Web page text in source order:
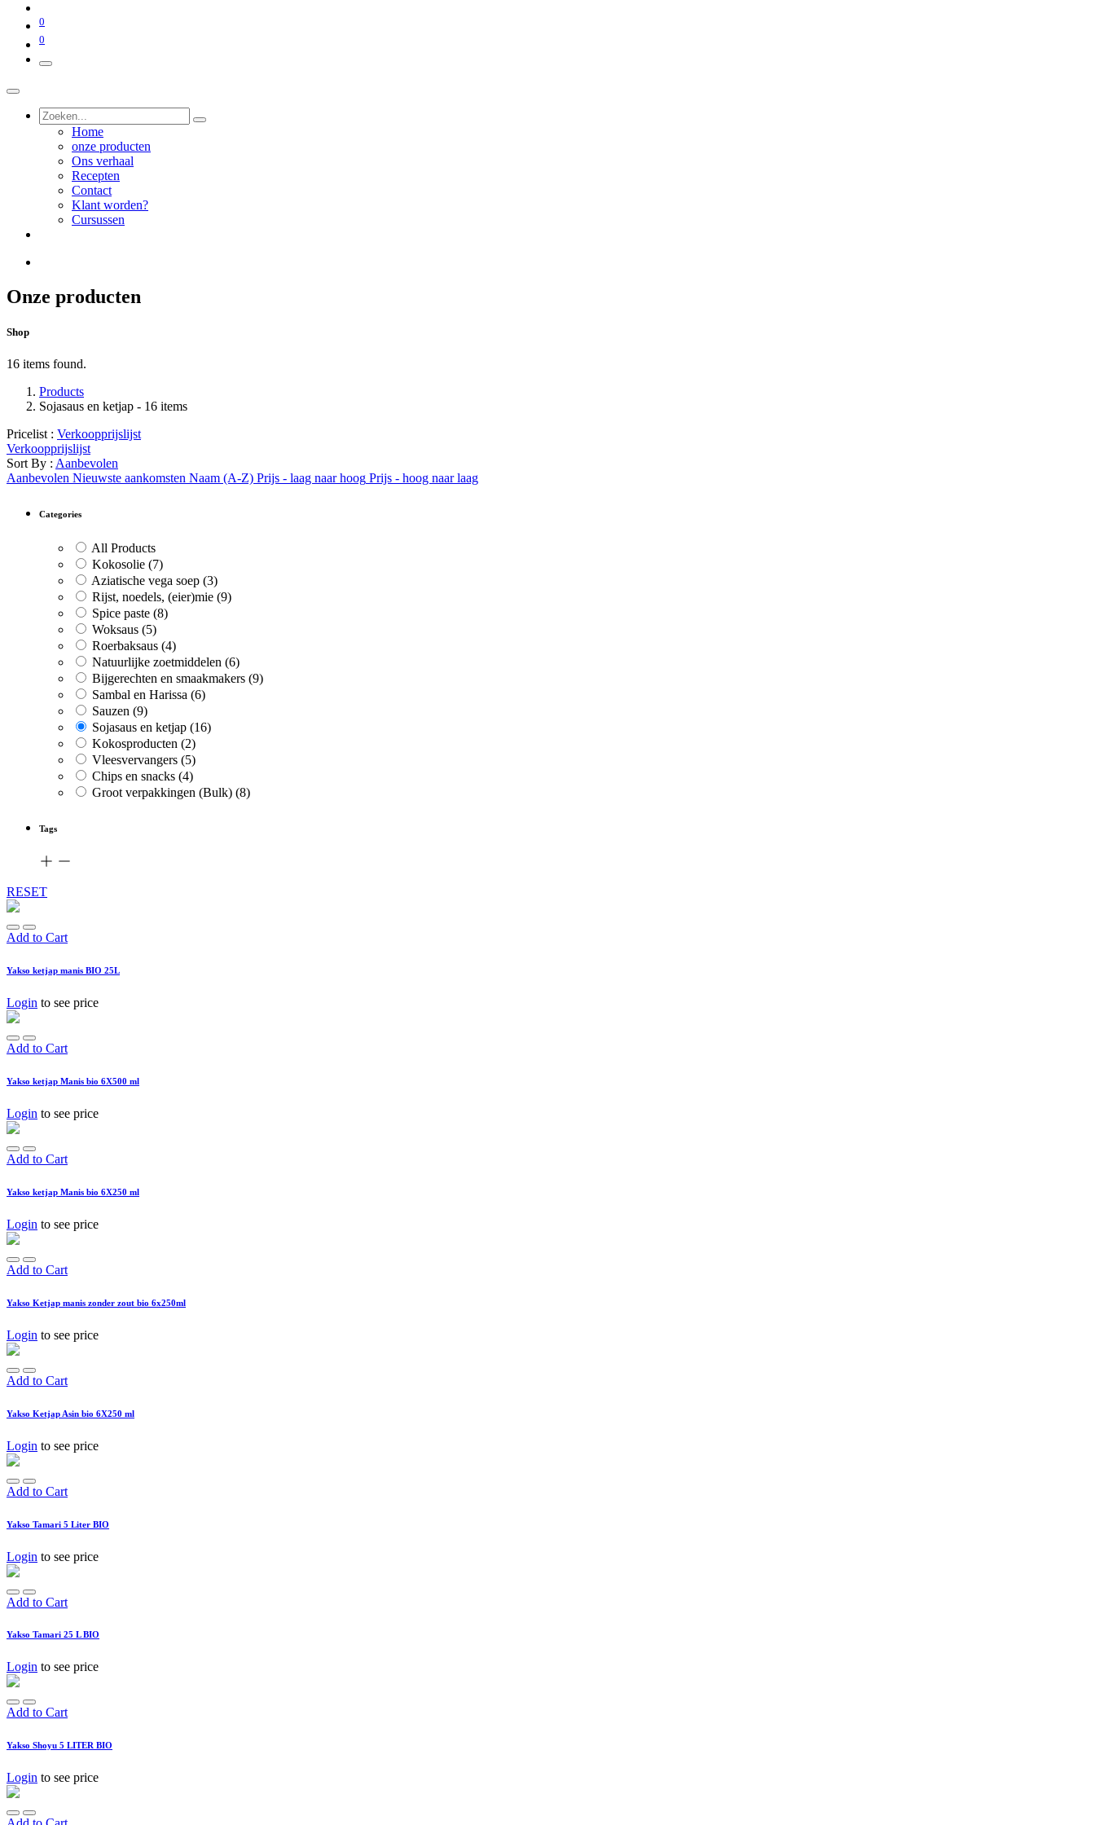
0
0
Home
onze producten
Ons verhaal
Recepten
Contact
Klant worden?
Cursussen
Onze producten
Shop
16 items found.
Products
Sojasaus en ketjap - 16 items
Pricelist : Verkoopprijslijst
Verkoopprijslijst
Sort By : Aanbevolen
Aanbevolen Nieuwste aankomsten Naam (A-Z) Prijs - laag naar hoog Prijs - hoog naar laag
Categories
All Products
Kokosolie (7)
Aziatische vega soep (3)
Rijst, noedels, (eier)mie (9)
Spice paste (8)
Woksaus (5)
Roerbaksaus (4)
Natuurlijke zoetmiddelen (6)
Bijgerechten en smaakmakers (9)
Sambal en Harissa (6)
Sauzen (9)
Sojasaus en ketjap (16)
Kokosproducten (2)
Vleesvervangers (5)
Chips en snacks (4)
Groot verpakkingen (Bulk) (8)
Tags
RESET
Add to Cart
Yakso ketjap manis BIO 25L
Login to see price
Add to Cart
Yakso ketjap Manis bio 6X500 ml
Login to see price
Add to Cart
Yakso ketjap Manis bio 6X250 ml
Login to see price
Add to Cart
Yakso Ketjap manis zonder zout bio 6x250ml
Login to see price
Add to Cart
Yakso Ketjap Asin bio 6X250 ml
Login to see price
Add to Cart
Yakso Tamari 5 Liter BIO
Login to see price
Add to Cart
Yakso Tamari 25 L BIO
Login to see price
Add to Cart
Yakso Shoyu 5 LITER BIO
Login to see price